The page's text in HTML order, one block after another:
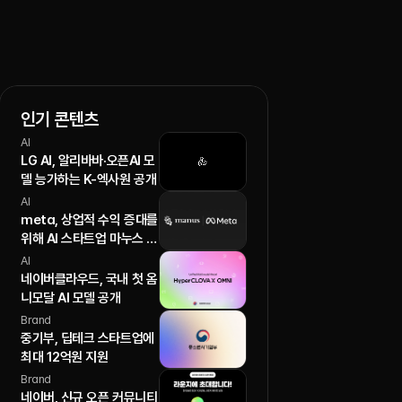
인기 콘텐츠
AI
LG AI, 알리바바·오픈AI 모
델 능가하는 K-엑사원 공개
AI
meta, 상업적 수익 증대를
위해 AI 스타트업 마누스 인
수
AI
네이버클라우드, 국내 첫 옴
니모달 AI 모델 공개
Brand
중기부, 딥테크 스타트업에
최대 12억원 지원
Brand
네이버, 신규 오픈 커뮤니티